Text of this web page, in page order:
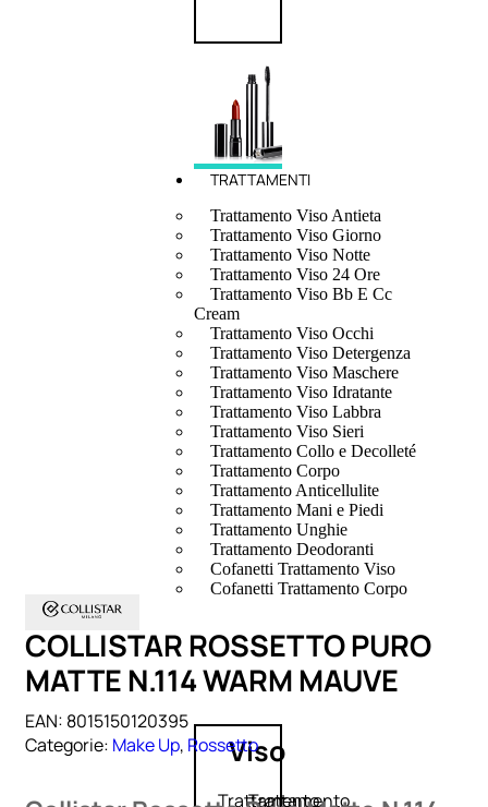
TRATTAMENTI
Trattamento Viso Antieta
Trattamento Viso Giorno
Trattamento Viso Notte
Trattamento Viso 24 Ore
Trattamento Viso Bb E Cc
Cream
Trattamento Viso Occhi
Trattamento Viso Detergenza
Trattamento Viso Maschere
Trattamento Viso Idratante
Trattamento Viso Labbra
Trattamento Viso Sieri
Trattamento Collo e Decolleté
Trattamento Corpo
Trattamento Anticellulite
Trattamento Mani e Piedi
Trattamento Unghie
Trattamento Deodoranti
Cofanetti Trattamento Viso
Cofanetti Trattamento Corpo
Viso
Trattamento
Trattamento
COLLISTAR ROSSETTO PURO
MATTE N.114 WARM MAUVE
EAN: 8015150120395
Categorie: Make Up, Rossetto